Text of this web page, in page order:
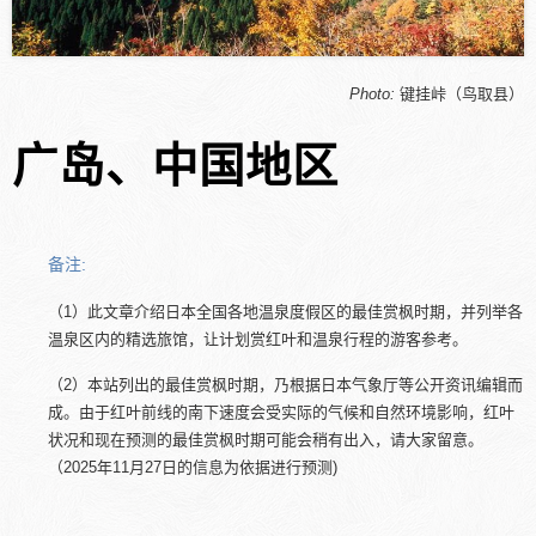
Photo: 键挂峠（鸟取县）
广岛、中国地区
备注:
（1）此文章介绍日本全国各地温泉度假区的最佳赏枫时期，并列举各
温泉区内的精选旅馆，让计划赏红叶和温泉行程的游客参考。
（2）本站列出的最佳赏枫时期，乃根据日本气象厅等公开资讯编辑而
成。由于红叶前线的南下速度会受实际的气候和自然环境影响，红叶
状况和现在预测的最佳赏枫时期可能会稍有出入，请大家留意。
（2025年11月27日的信息为依据进行预测)